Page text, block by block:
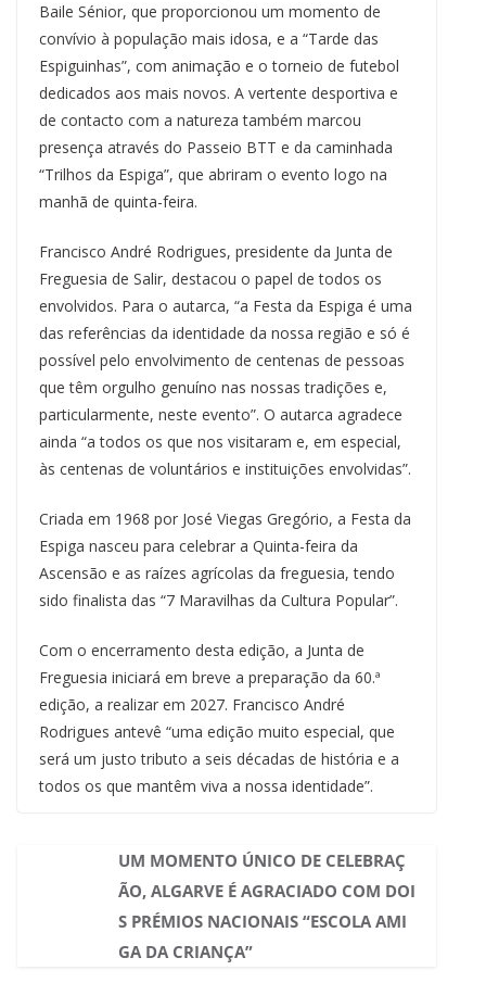
Baile Sénior, que proporcionou um momento de
convívio à população mais idosa, e a “Tarde das
Espiguinhas”, com animação e o torneio de futebol
dedicados aos mais novos. A vertente desportiva e
de contacto com a natureza também marcou
presença através do Passeio BTT e da caminhada
“Trilhos da Espiga”, que abriram o evento logo na
manhã de quinta-feira.
Francisco André Rodrigues, presidente da Junta de
Freguesia de Salir, destacou o papel de todos os
envolvidos. Para o autarca, “a Festa da Espiga é uma
das referências da identidade da nossa região e só é
possível pelo envolvimento de centenas de pessoas
que têm orgulho genuíno nas nossas tradições e,
particularmente, neste evento”. O autarca agradece
ainda “a todos os que nos visitaram e, em especial,
às centenas de voluntários e instituições envolvidas”.
Criada em 1968 por José Viegas Gregório, a Festa da
Espiga nasceu para celebrar a Quinta-feira da
Ascensão e as raízes agrícolas da freguesia, tendo
sido finalista das “7 Maravilhas da Cultura Popular”.
Com o encerramento desta edição, a Junta de
Freguesia iniciará em breve a preparação da 60.ª
edição, a realizar em 2027. Francisco André
Rodrigues antevê “uma edição muito especial, que
será um justo tributo a seis décadas de história e a
todos os que mantêm viva a nossa identidade”.
UM MOMENTO ÚNICO DE CELEBRAÇ
ÃO, ALGARVE É AGRACIADO COM DOI
S PRÉMIOS NACIONAIS “ESCOLA AMI
GA DA CRIANÇA”